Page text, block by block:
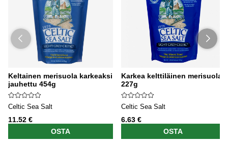
Keltainen merisuola karkeaksi
jauhettu 454g
Celtic Sea Salt
11.52 €
OSTA
Karkea kelttiläinen merisuola
227g
Celtic Sea Salt
6.63 €
OSTA